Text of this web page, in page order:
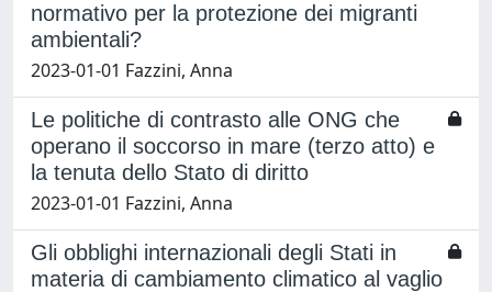
normativo per la protezione dei migranti
ambientali?
2023-01-01 Fazzini, Anna
Le politiche di contrasto alle ONG che
operano il soccorso in mare (terzo atto) e
la tenuta dello Stato di diritto
2023-01-01 Fazzini, Anna
Gli obblighi internazionali degli Stati in
materia di cambiamento climatico al vaglio